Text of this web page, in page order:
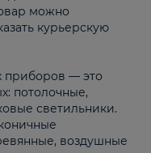
можно
курьерскую
приборов — это
потолочные,
светильники.
воздушные